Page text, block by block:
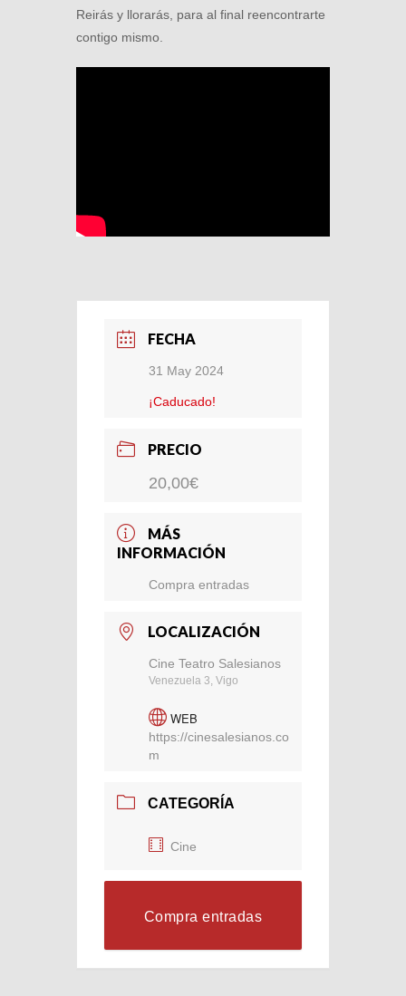
Reirás y llorarás, para al final reencontrarte
contigo mismo.
FECHA
31 May 2024
¡Caducado!
PRECIO
20,00€
MÁS
INFORMACIÓN
Compra entradas
LOCALIZACIÓN
Cine Teatro Salesianos
Venezuela 3, Vigo
WEB
https://cinesalesianos.co
m
CATEGORÍA
Cine
Compra entradas